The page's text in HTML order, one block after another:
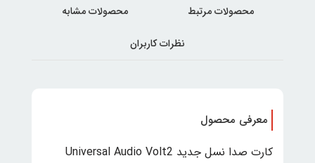
محصولات مرتبط محصولات مشابه
نظرات کاربران
معرفی محصول
کارت صدا نسل جدید Universal Audio Volt2